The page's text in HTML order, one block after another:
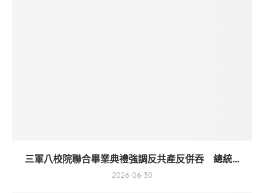
三軍八校院聯合畢業典禮強調反共產反併吞 總統...
2026-06-30